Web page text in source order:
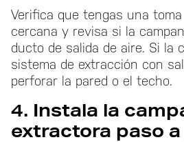
Verifica que tengas una
cercana y revisa si la
ducto de salida de aire. Si la
sistema de extracción con
perforar la pared o el techo.
4. Instala la
extractora paso